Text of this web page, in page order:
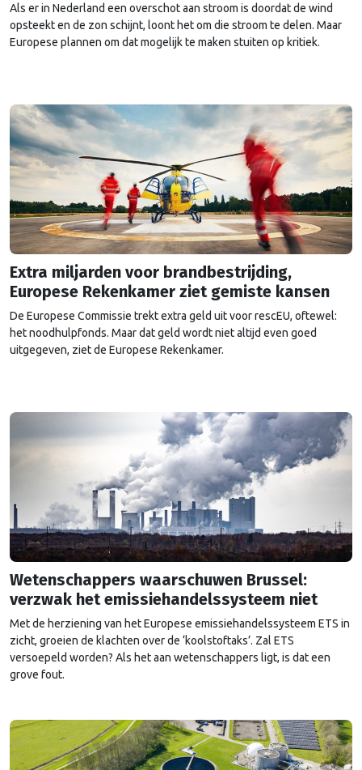
Als er in Nederland een overschot aan stroom is doordat de wind
opsteekt en de zon schijnt, loont het om die stroom te delen. Maar
Europese plannen om dat mogelijk te maken stuiten op kritiek.
Extra miljarden voor brandbestrijding,
Europese Rekenkamer ziet gemiste kansen
De Europese Commissie trekt extra geld uit voor rescEU, oftewel:
het noodhulpfonds. Maar dat geld wordt niet altijd even goed
uitgegeven, ziet de Europese Rekenkamer.
Wetenschappers waarschuwen Brussel:
verzwak het emissiehandelssysteem niet
Met de herziening van het Europese emissiehandelssysteem ETS in
zicht, groeien de klachten over de ‘koolstoftaks’. Zal ETS
versoepeld worden? Als het aan wetenschappers ligt, is dat een
grove fout.